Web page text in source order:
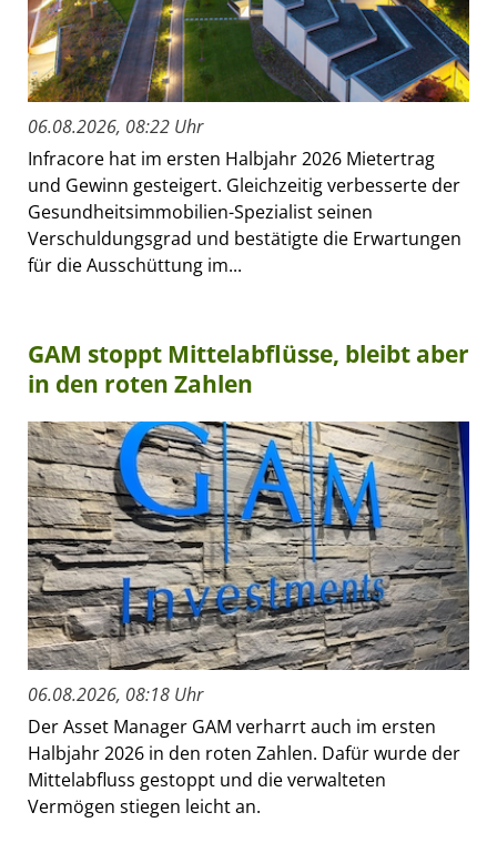
06.08.2026, 08:22 Uhr
Infracore hat im ersten Halbjahr 2026 Mietertrag
und Gewinn gesteigert. Gleichzeitig verbesserte der
Gesundheitsimmobilien-Spezialist seinen
Verschuldungsgrad und bestätigte die Erwartungen
für die Ausschüttung im...
GAM stoppt Mittelabflüsse, bleibt aber
in den roten Zahlen
06.08.2026, 08:18 Uhr
Der Asset Manager GAM verharrt auch im ersten
Halbjahr 2026 in den roten Zahlen. Dafür wurde der
Mittelabfluss gestoppt und die verwalteten
Vermögen stiegen leicht an.